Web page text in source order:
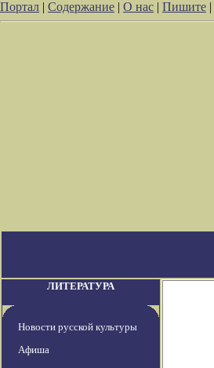
Портал | Содержание | О нас | Пишите |
ЛИТЕРАТУРА
Новости русской культуры
Афиша